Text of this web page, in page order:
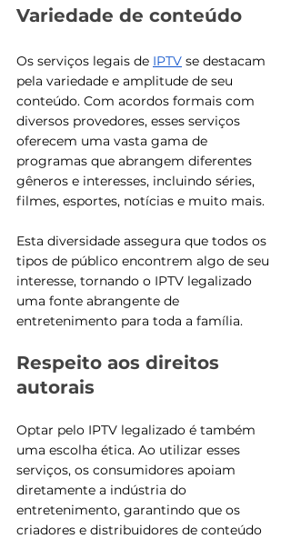
Variedade de conteúdo
Os serviços legais de IPTV se destacam
pela variedade e amplitude de seu
conteúdo. Com acordos formais com
diversos provedores, esses serviços
oferecem uma vasta gama de
programas que abrangem diferentes
gêneros e interesses, incluindo séries,
filmes, esportes, notícias e muito mais.
Esta diversidade assegura que todos os
tipos de público encontrem algo de seu
interesse, tornando o IPTV legalizado
uma fonte abrangente de
entretenimento para toda a família.
Respeito aos direitos
autorais
Optar pelo IPTV legalizado é também
uma escolha ética. Ao utilizar esses
serviços, os consumidores apoiam
diretamente a indústria do
entretenimento, garantindo que os
criadores e distribuidores de conteúdo